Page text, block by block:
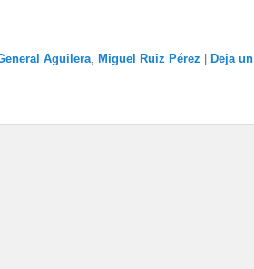
Aguilera, Miguel Ruiz Pérez
Deja un